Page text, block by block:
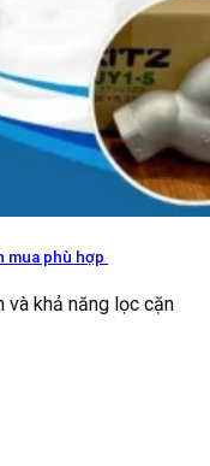
mua phù hợp
khả năng lọc cặn